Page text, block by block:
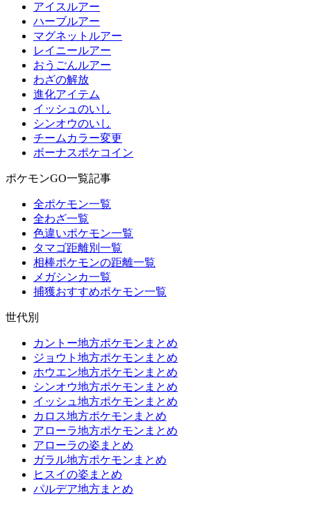
アイスルアー
ハーブルアー
マグネットルアー
レイニールアー
おうごんルアー
わざの解放
進化アイテム
イッシュのいし
シンオウのいし
チームカラー変更
ボーナスポケコイン
ポケモンGO一覧記事
全ポケモン一覧
全わざ一覧
色違いポケモン一覧
タマゴ距離別一覧
相棒ポケモンの距離一覧
メガシンカ一覧
捕獲おすすめポケモン一覧
世代別
カントー地方ポケモンまとめ
ジョウト地方ポケモンまとめ
ホウエン地方ポケモンまとめ
シンオウ地方ポケモンまとめ
イッシュ地方ポケモンまとめ
カロス地方ポケモンまとめ
アローラ地方ポケモンまとめ
アローラの姿まとめ
ガラル地方ポケモンまとめ
ヒスイの姿まとめ
パルデア地方まとめ